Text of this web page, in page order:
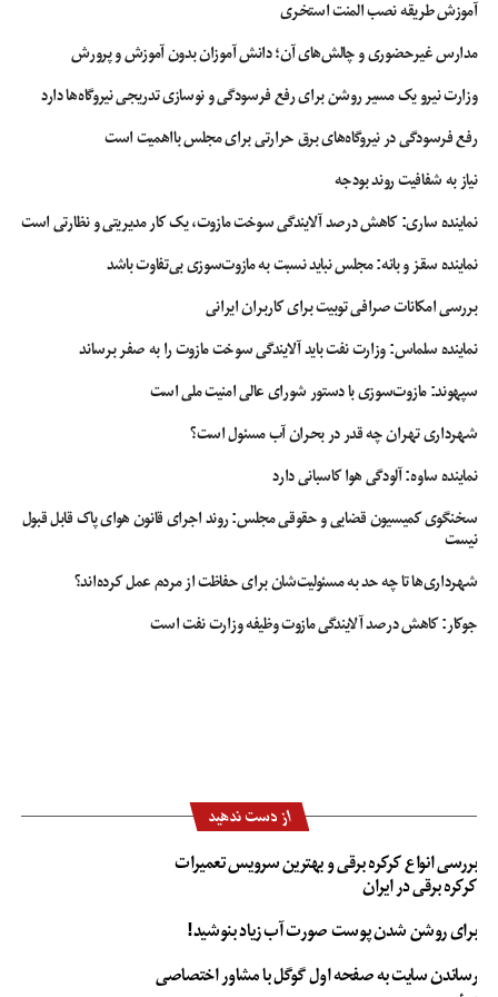
آموزش طریقه نصب المنت استخری
مدارس غیرحضوری و چالش‌های آن؛ دانش آموزان بدون آموزش و پرورش
وزارت نیرو یک مسیر روشن برای رفع فرسودگی و نوسازی تدریجی نیروگاه‌ها دارد
رفع فرسودگی در نیروگاه‌های برق حرارتی برای مجلس بااهمیت است
نیاز به شفافیت روند بودجه
نماینده ساری: کاهش درصد آلایندگی سوخت مازوت، یک کار مدیریتی و نظارتی است
نماینده سقز و بانه: مجلس نباید نسبت به مازوت‌سوزی بی‌تفاوت باشد
بررسی امکانات صرافی توبیت برای کاربران ایرانی
نماینده سلماس: وزارت نفت باید آلایندگی سوخت مازوت را به صفر برساند
سپهوند:‌ مازوت‌سوزی با دستور شورای عالی امنیت ملی است
شهرداری تهران چه قدر در بحران آب مسئول است؟
نماینده ساوه: آلودگی هوا کاسبانی دارد
سخنگوی کمیسیون قضایی و حقوقی مجلس: روند اجرای قانون هوای پاک قابل قبول
نیست
شهرداری‌ها تا چه حد به مسئولیت‌شان برای حفاظت از مردم عمل کرده‌اند؟
جوکار: کاهش درصد آلایندگی مازوت وظیفه وزارت نفت است
از دست ندهید
بررسی انواع کرکره برقی و بهترین سرویس تعمیرات
کرکره برقی در ایران
برای روشن شدن پوست صورت آب زیاد بنوشید!
رساندن سایت به صفحه اول گوگل با مشاور اختصاصی